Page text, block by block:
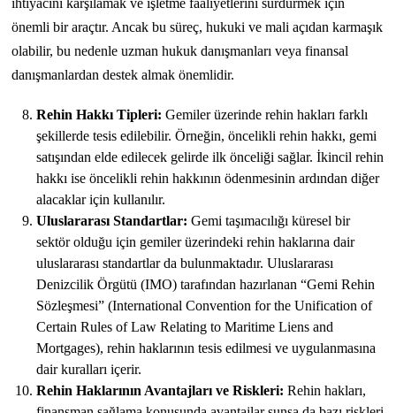
önemli bir araçtır. Ancak bu süreç, hukuki ve mali açıdan karmaşık
olabilir, bu nedenle uzman hukuk danışmanları veya finansal
danışmanlardan destek almak önemlidir.
Rehin Hakkı Tipleri: Gemiler üzerinde rehin hakları farklı
şekillerde tesis edilebilir. Örneğin, öncelikli rehin hakkı, gemi
satışından elde edilecek gelirde ilk önceliği sağlar. İkincil rehin
hakkı ise öncelikli rehin hakkının ödenmesinin ardından diğer
alacaklar için kullanılır.
Uluslararası Standartlar: Gemi taşımacılığı küresel bir
sektör olduğu için gemiler üzerindeki rehin haklarına dair
uluslararası standartlar da bulunmaktadır. Uluslararası
Denizcilik Örgütü (IMO) tarafından hazırlanan “Gemi Rehin
Sözleşmesi” (International Convention for the Unification of
Certain Rules of Law Relating to Maritime Liens and
Mortgages), rehin haklarının tesis edilmesi ve uygulanmasına
dair kuralları içerir.
Rehin Haklarının Avantajları ve Riskleri: Rehin hakları,